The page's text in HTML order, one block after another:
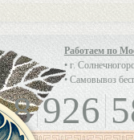
Работаем по
• г.
• Самовывоз
8 926